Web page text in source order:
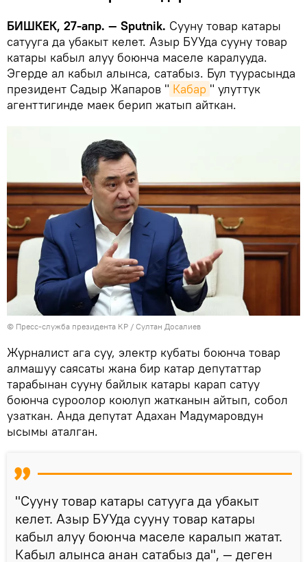
БИШКЕК, 27-апр. — Sputnik. Сууну товар катары
сатууга да убакыт келет. Азыр БУУда сууну товар
катары кабыл алуу боюнча маселе каралууда.
Эгерде ал кабыл алынса, сатабыз. Бул туурасында
президент Садыр Жапаров " Кабар " улуттук
агенттигинде маек берип жатып айткан.
© Пресс-служба президента КР / Султан Досалиев
Журналист ага суу, электр кубаты боюнча товар
алмашуу саясаты жана бир катар депутаттар
тарабынан сууну байлык катары карап сатуу
боюнча суроолор коюлуп жатканын айтып, собол
узаткан. Анда депутат Адахан Мадумаровдун
ысымы аталган.
"Сууну товар катары сатууга да убакыт
келет. Азыр БУУда сууну товар катары
кабыл алуу боюнча маселе каралып жатат.
Кабыл алынса анан сатабыз да", — деген